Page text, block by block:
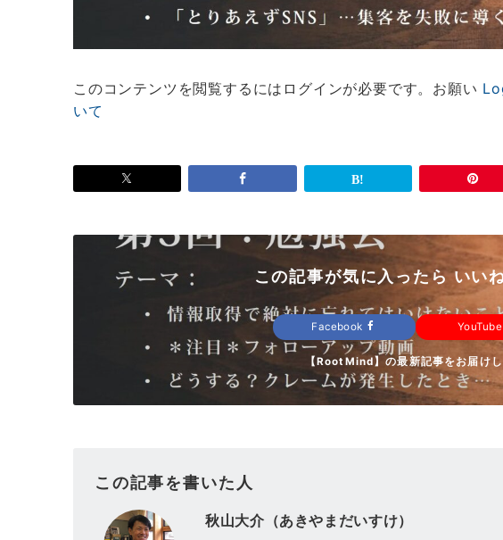
このコンテンツを閲覧するにはログインが必要です。お願い
いて
この記事が気に入ったら いい
Facebook YouTube
【RootMind】の最新記事をお届け
この記事を書いた人
秋山大介（あきやまだいすけ）